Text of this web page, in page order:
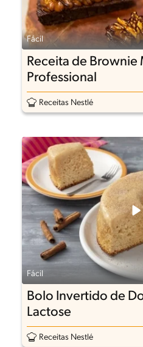
Fácil
Receita de Brownie
Professional
Receitas Nestlé
Fácil
Bolo Invertido de
Lactose
Receitas Nestlé